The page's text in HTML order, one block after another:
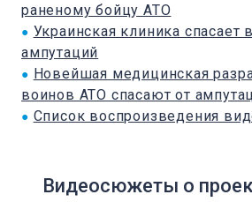
раненому бойцу АТО
● Украинская клиника спасает
ампутаций
● Новейшая медицинская
воинов АТО спасают от
● Список воспроизведения
Видеосюжеты о